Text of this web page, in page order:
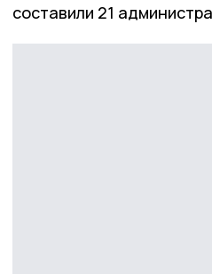
составили 21